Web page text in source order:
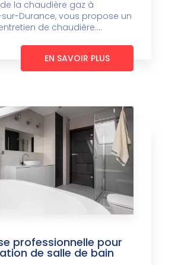
de la chaudière gaz à
Durance, vous propose un
de chaudière....
EN SAVOIR PLUS
professionnelle pour
de salle de bain